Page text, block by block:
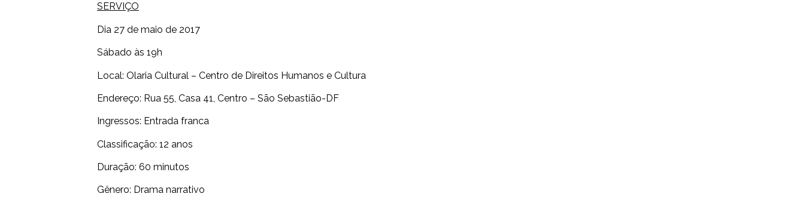
SERVIÇO
Dia 27 de maio de 2017
Sábado às 19h
Local: Olaria Cultural – Centro de Direitos Humanos e Cultura
Endereço: Rua 55, Casa 41, Centro – São Sebastião-DF
Ingressos: Entrada franca
Classificação: 12 anos
Duração: 60 minutos
Gênero: Drama narrativo